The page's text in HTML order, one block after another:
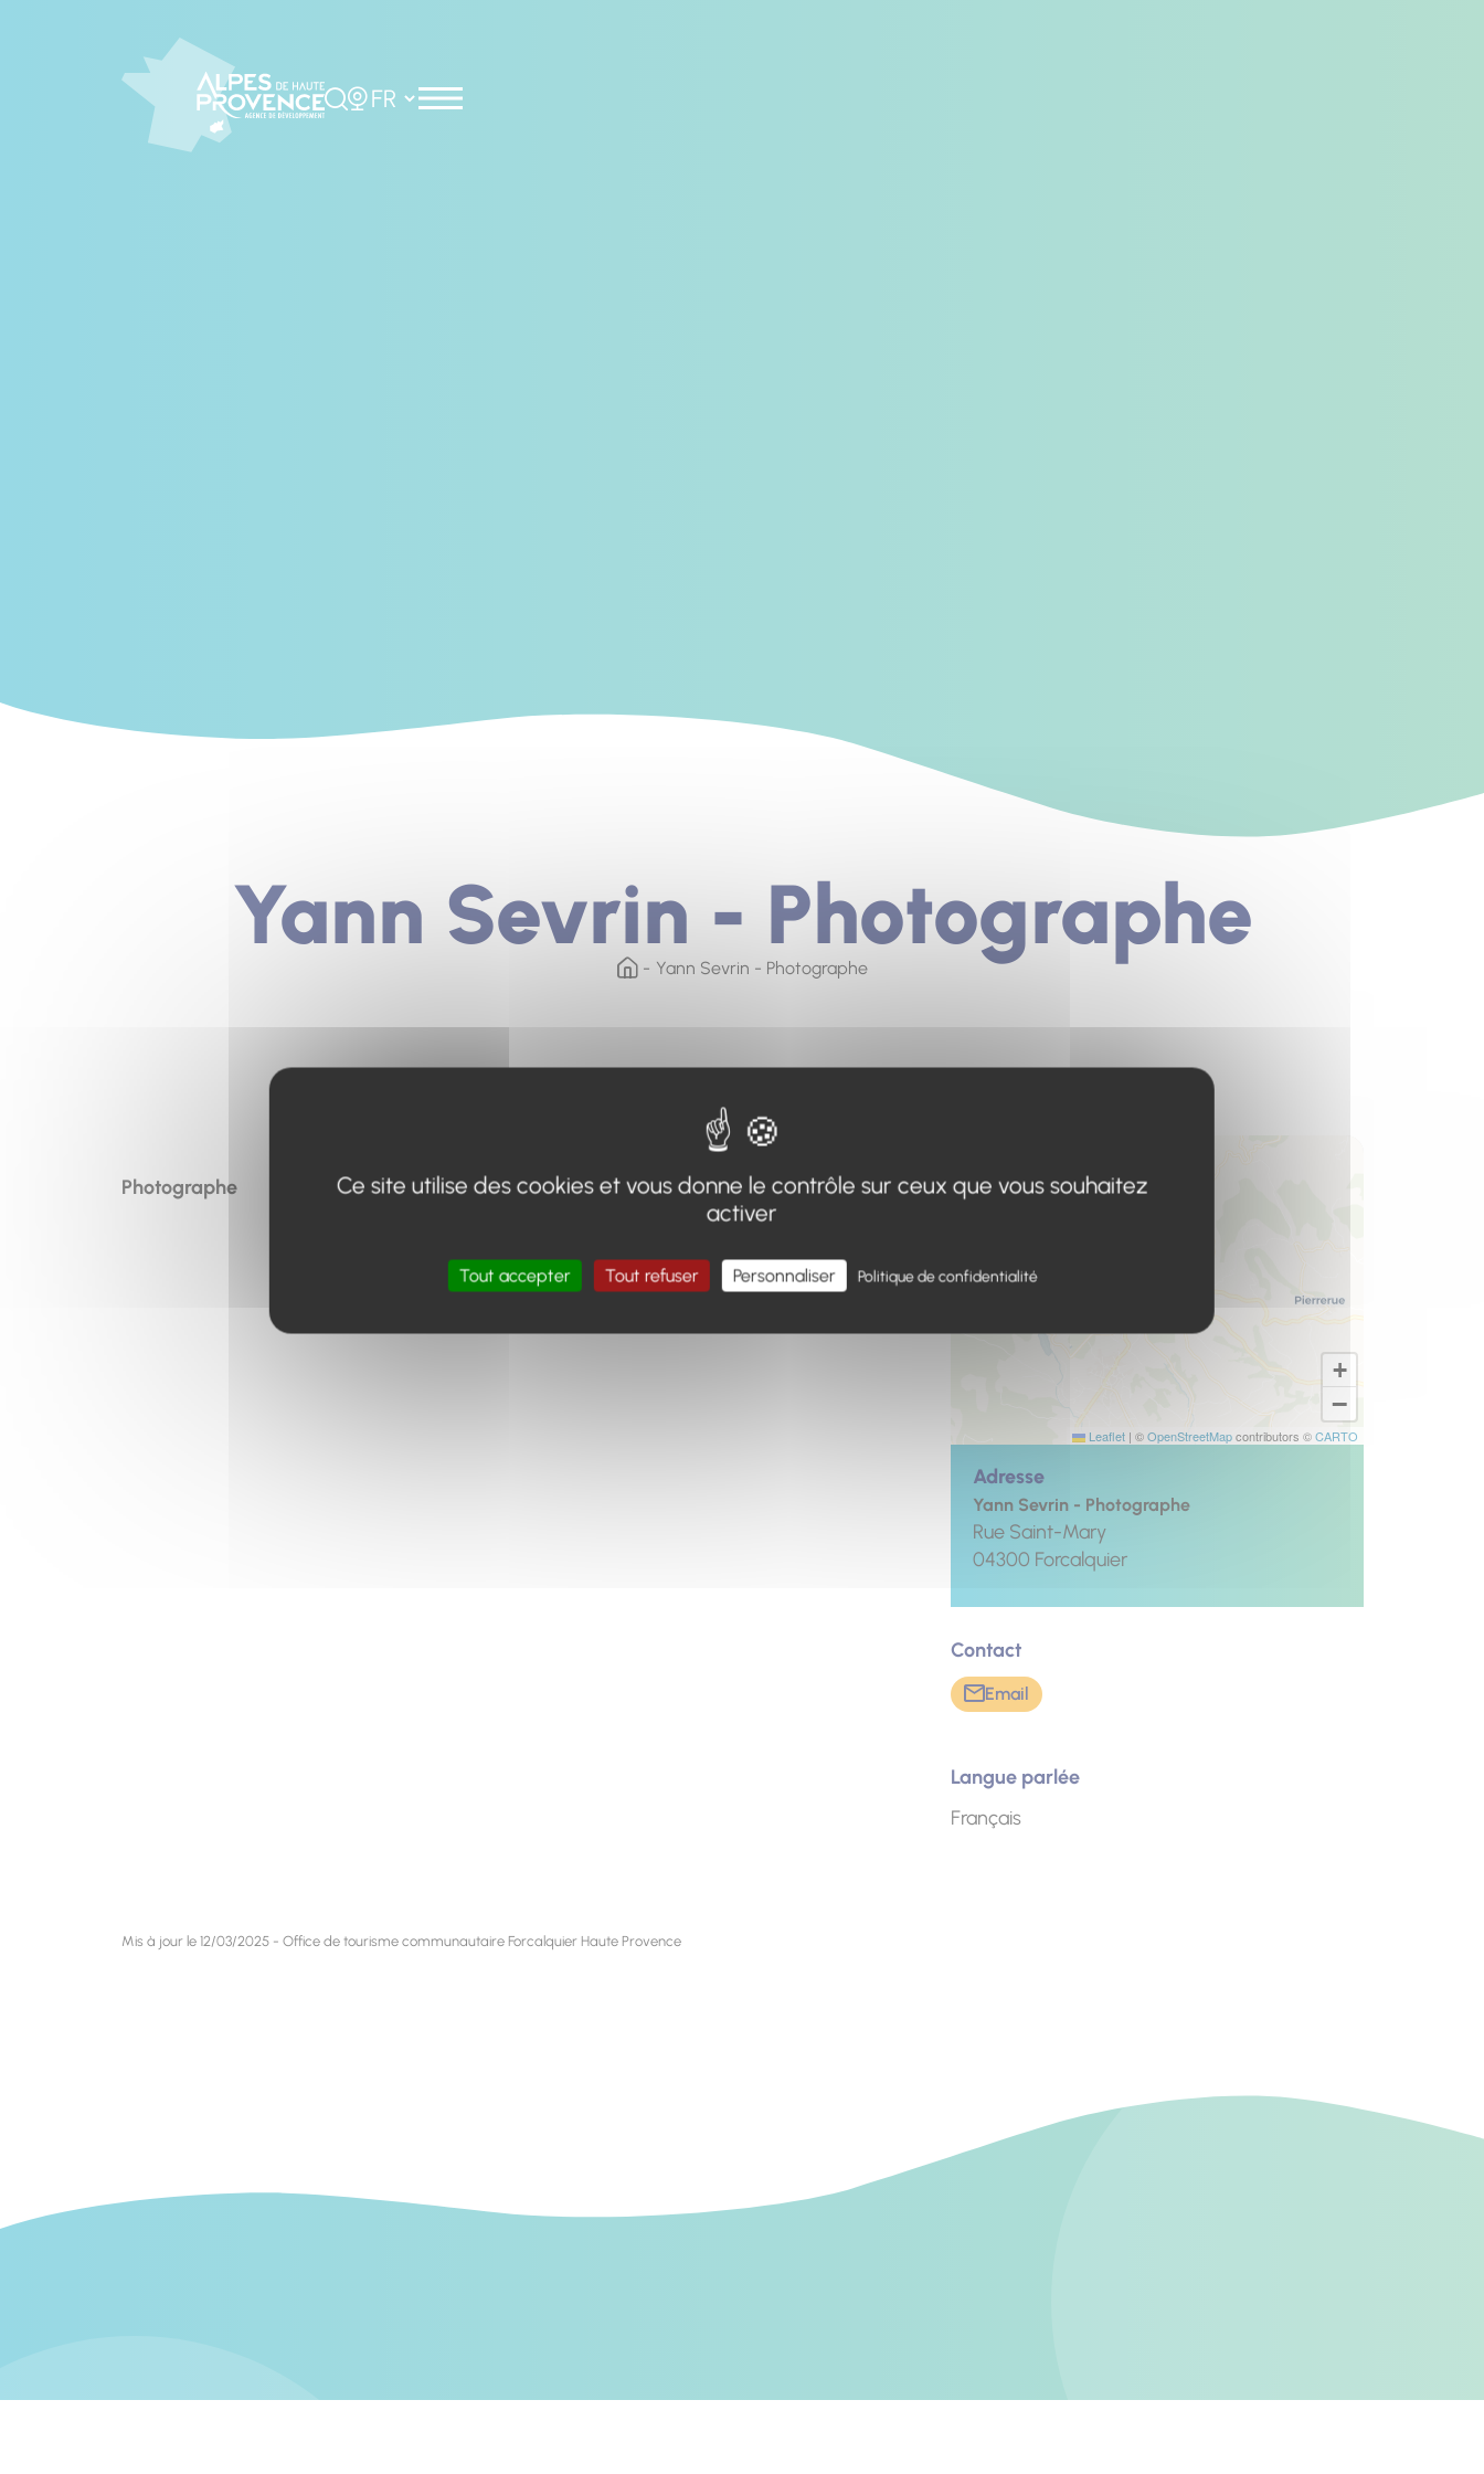
Rechercher
Choisir la langue
Yann Sevrin - Photographe
Yann Sevrin - Photographe
Photographe
+
−
Leaflet | ©OpenStreetMapcontributors ©CARTO
Adresse
Yann Sevrin - Photographe
Rue Saint-Mary
04300 Forcalquier
Contact
Email
Langue parlée
Français
Mis à jour le 12/03/2025 - Office de tourisme communautaire Forcalquier Haute Provence
Ce site utilise des cookies et vous donne le contrôle sur ceux que vous souhaitez
activer
Tout accepter Tout refuser Personnaliser Politique de confidentialité